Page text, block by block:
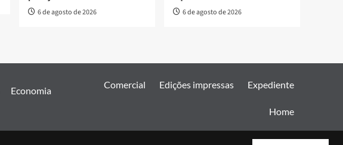
6 de agosto de 2026 6 de agosto de 2026
Economia
Comercial Edições impressas Expediente
Home